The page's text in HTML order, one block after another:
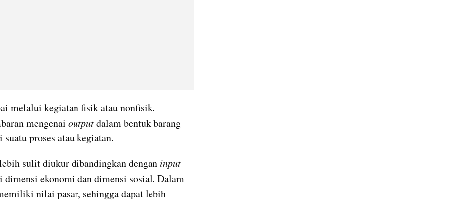
melalui kegiatan fisik atau nonfisik.
mengenai output dalam bentuk barang
proses atau kegiatan.
lebih sulit diukur dibandingkan dengan
ekonomi dan dimensi sosial. Dalam
nilai pasar, sehingga dapat lebih